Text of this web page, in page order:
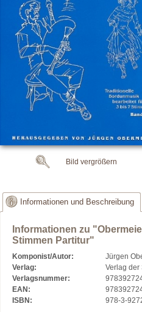
Bild vergrößern
Informationen und Beschreibung
Informationen zu
Stimmen Partitur"
Komponist/Autor:
Jürgen
Verlag:
Verlag der
Verlagsnummer:
EAN:
ISBN:
978-3-